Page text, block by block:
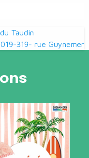
Taudin
319- rue Guynemer